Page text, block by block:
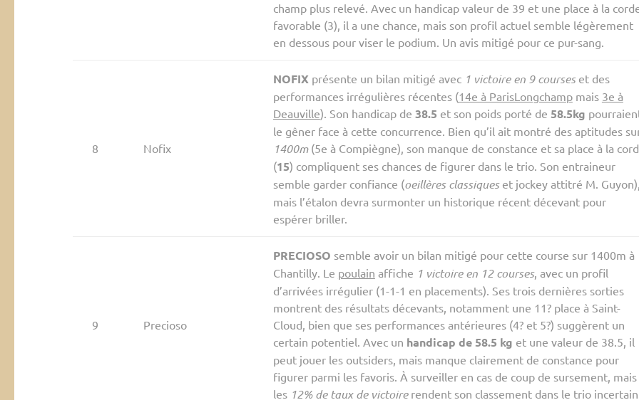
champ plus relevé. Avec un handicap valeur de 39 et une place à la
favorable (3), il a une chance, mais son profil actuel semble légèrement
en dessous pour viser le podium. Un avis mitigé pour ce pur-sang.
8 Nofix
NOFIX présente un bilan mitigé avec 1 victoire en 9 courseset des
performances irrégulières récentes (14e à ParisLongchampmais 3e à
Deauville). Son handicap de 38.5 et son poids porté de 58.5kg
le gêner face à cette concurrence. Bien qu’il ait montré des aptitudes
1400m(5e à Compiègne), son manque de constance et sa place à la
(15) compliquent ses chances de figurer dans le trio. Son entraineur
semble garder confiance (oeillères classiqueset jockey attitré M.
mais l’étalon devra surmonter un historique récent décevant pour
espérer briller.
9 Precioso
PRECIOSO semble avoir un bilan mitigé pour cette course sur 1400m à
Chantilly. Le poulain affiche 1 victoire en 12 courses, avec un profil
d’arrivées irrégulier (1-1-1 en placements). Ses trois dernières sorties
montrent des résultats décevants, notamment une 11? place à Saint-
Cloud, bien que ses performances antérieures (4? et 5?) suggèrent un
certain potentiel. Avec un handicap de 58.5 kg et une valeur de 38.5, il
peut jouer les outsiders, mais manque clairement de constance pour
figurer parmi les favoris. À surveiller en cas de coup de sursement, mais
les 12% de taux de victoirerendent son classement dans le trio